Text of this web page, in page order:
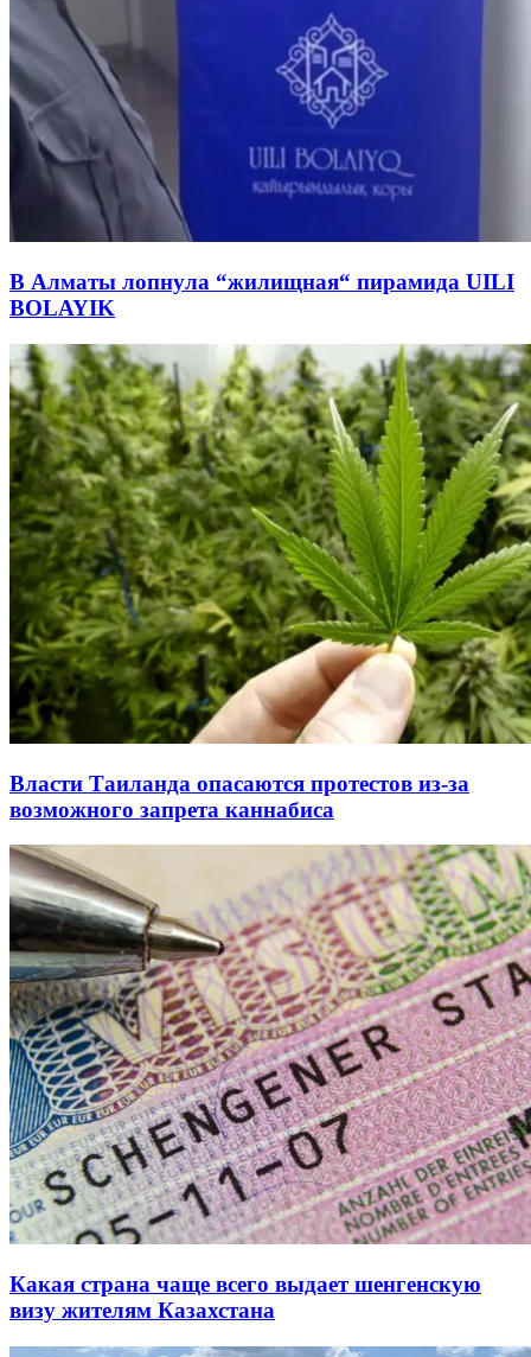
В Алматы лопнула “жилищная“ пирамида UILI
BOLAYIK
Власти Таиланда опасаются протестов из-за
возможного запрета каннабиса
Какая страна чаще всего выдает шенгенскую
визу жителям Казахстана